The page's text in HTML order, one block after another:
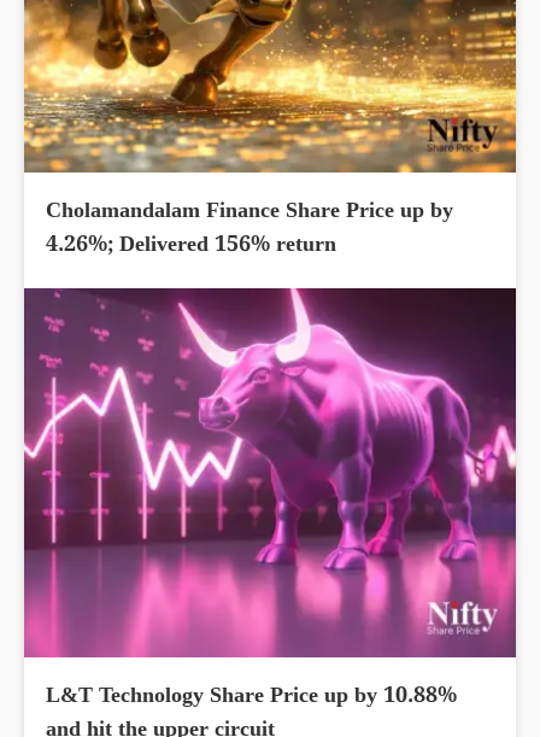
Cholamandalam Finance Share Price up by
4.26%; Delivered 156% return
L&T Technology Share Price up by 10.88%